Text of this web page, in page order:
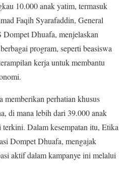
10.000 anak yatim, termasuk
Faqih Syarafaddin, General
Dhuafa, menjelaskan
program, seperti beasiswa
kerja untuk membantu
perhatian khusus
di mana lebih dari 39.000 anak
Dalam kesempatan itu, Etika
Dompet Dhuafa, mengajak
aktif dalam kampanye ini melalui